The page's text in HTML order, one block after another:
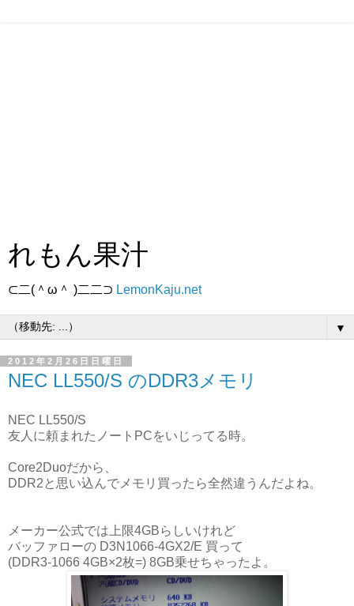
れもん果汁
⊂二(＾ω＾ )二二⊃ LemonKaju.net
▼
2012年2月26日日曜日
NEC LL550/S のDDR3メモリ
NEC LL550/S
友人に頼まれたノートPCをいじってる時。
Core2Duoだから、
DDR2と思い込んでメモリ買ったら全然違うんだよね。
メーカー公式では上限4GBらしいけれど
バッファローの D3N1066-4GX2/E 買って
(DDR3-1066 4GB×2枚=) 8GB乗せちゃったよ。